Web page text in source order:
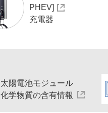
PHEV]
充電器
太陽電池モジュール
化学物質の含有情報